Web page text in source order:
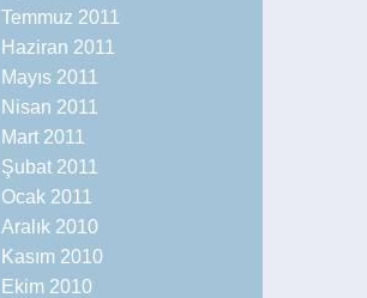
Temmuz 2011
Haziran 2011
Mayıs 2011
Nisan 2011
Mart 2011
Şubat 2011
Ocak 2011
Aralık 2010
Kasım 2010
Ekim 2010